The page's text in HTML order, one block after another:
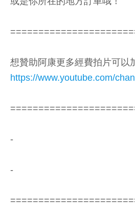
想贊助阿康更多經費拍片可以
https://www.youtube.com/
-
-